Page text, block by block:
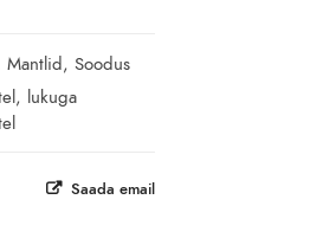
Mantlid, Soodus
, lukuga
Saada email